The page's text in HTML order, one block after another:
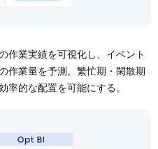
作業実績を可視化し、イベント
作業量を予測。繁忙期・閑散期
率的な配置を可能にする。